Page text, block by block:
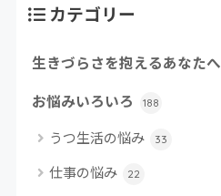
カテゴリー
生きづらさを抱えるあなたへ
お悩みいろいろ 188
うつ生活の悩み 33
仕事の悩み 22